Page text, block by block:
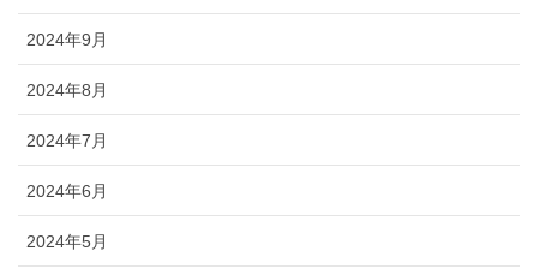
2024年9月
2024年8月
2024年7月
2024年6月
2024年5月